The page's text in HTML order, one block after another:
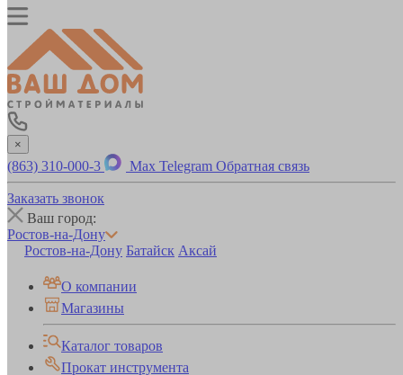
×
(863) 310-000-3 Max Telegram Обратная связь
Заказать звонок
Ваш город:
Ростов-на-Дону
Ростов-на-Дону Батайск Аксай
О компании
Магазины
Каталог товаров
Прокат инструмента